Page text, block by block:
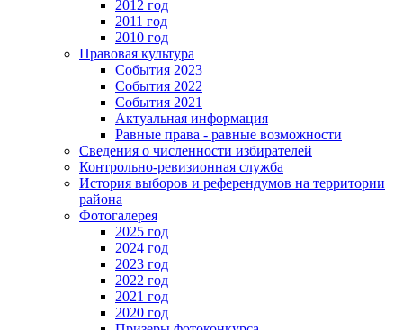
2012 год
2011 год
2010 год
Правовая культура
События 2023
События 2022
События 2021
Актуальная информация
Равные права - равные возможности
Сведения о численности избирателей
Контрольно-ревизионная служба
История выборов и референдумов на территории
района
Фотогалерея
2025 год
2024 год
2023 год
2022 год
2021 год
2020 год